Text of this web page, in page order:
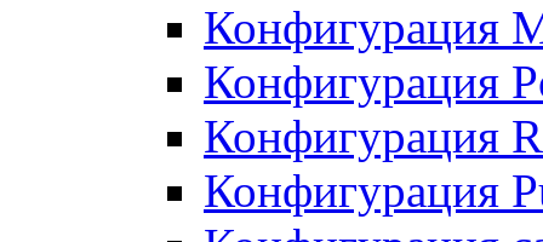
Конфигурация
Конфигурация
Конфигурация
Конфигурация